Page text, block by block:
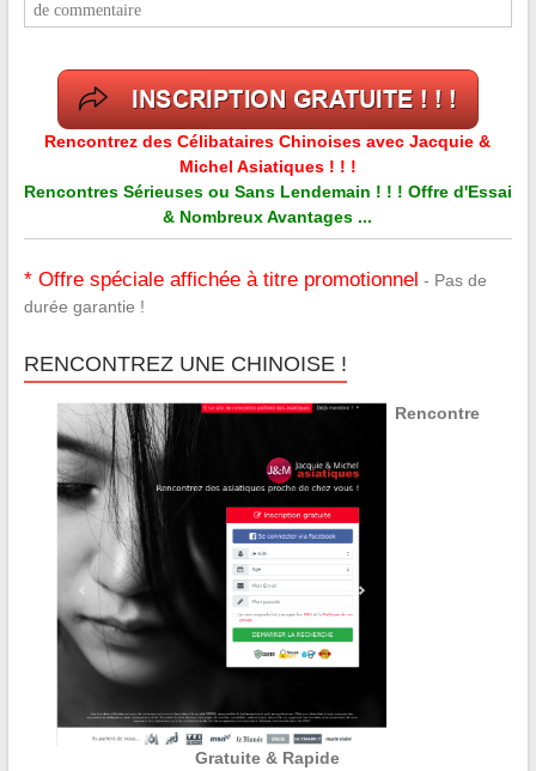
de commentaire
Rencontrez des Célibataires Chinoises avec Jacquie &
Michel Asiatiques ! ! !
Rencontres Sérieuses ou Sans Lendemain ! ! ! Offre d'Essai
& Nombreux Avantages ...
* Offre spéciale affichée à titre promotionnel - Pas de
durée garantie !
RENCONTREZ UNE CHINOISE !
Rencontre
Gratuite & Rapide